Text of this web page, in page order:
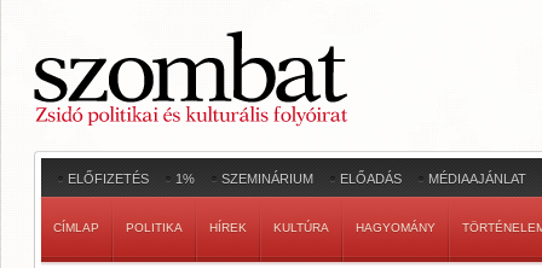
ELŐFIZETÉS 1% SZEMINÁRIUM ELŐADÁS MÉDIAAJÁNLAT
CÍMLAP POLITIKA HÍREK KULTÚRA HAGYOMÁNY